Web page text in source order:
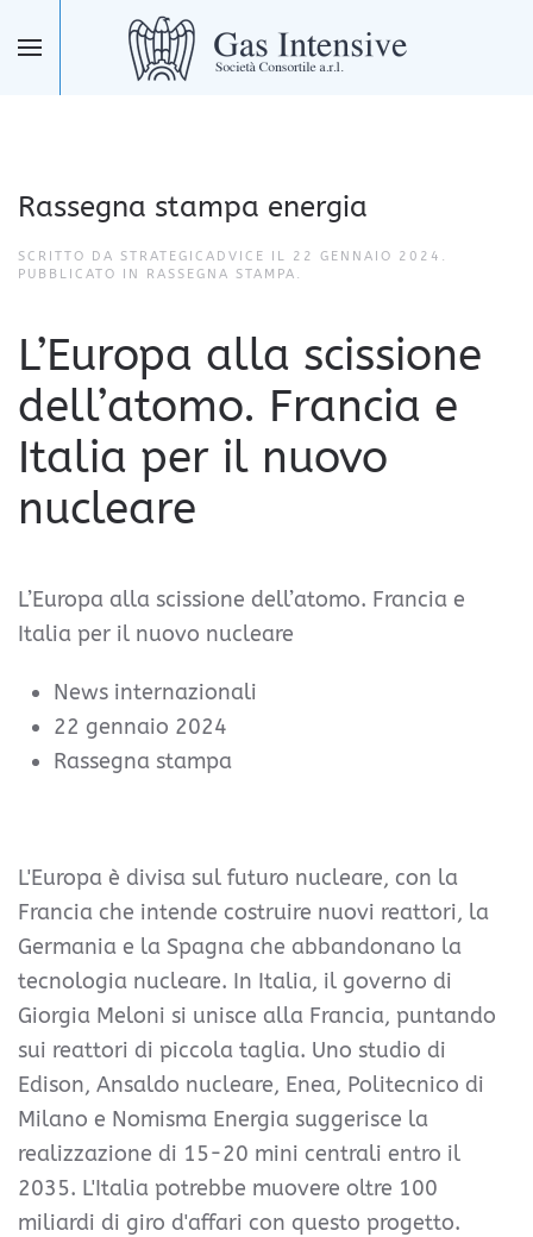
Skip to main content
Rassegna stampa energia
SCRITTO DA STRATEGICADVICE IL 22 GENNAIO 2024 .
PUBBLICATO IN RASSEGNA STAMPA .
L’Europa alla scissione
dell’atomo. Francia e
Italia per il nuovo
nucleare
L’Europa alla scissione dell’atomo. Francia e
Italia per il nuovo nucleare
News internazionali
22 gennaio 2024
Rassegna stampa
L'Europa è divisa sul futuro nucleare, con la
Francia che intende costruire nuovi reattori, la
Germania e la Spagna che abbandonano la
tecnologia nucleare. In Italia, il governo di
Giorgia Meloni si unisce alla Francia, puntando
sui reattori di piccola taglia. Uno studio di
Edison, Ansaldo nucleare, Enea, Politecnico di
Milano e Nomisma Energia suggerisce la
realizzazione di 15-20 mini centrali entro il
2035. L'Italia potrebbe muovere oltre 100
miliardi di giro d'affari con questo progetto.